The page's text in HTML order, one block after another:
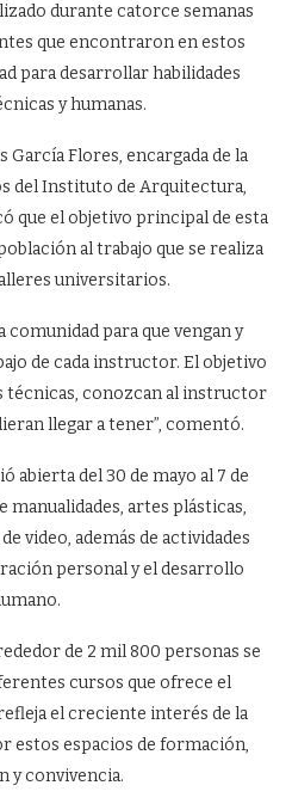
durante catorce semanas
que encontraron en estos
para desarrollar habilidades
y humanas.
García Flores, encargada de la
del Instituto de Arquitectura,
que el objetivo principal de esta
al trabajo que se realiza
universitarios.
comunidad para que vengan y
de cada instructor. El objetivo
técnicas, conozcan al instructor
llegar a tener”, comentó.
abierta del 30 de mayo al 7 de
manualidades, artes plásticas,
video, además de actividades
personal y el desarrollo
de 2 mil 800 personas se
cursos que ofrece el
el creciente interés de la
estos espacios de formación,
y convivencia.